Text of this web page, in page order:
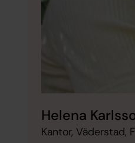
Helena
Kantor, Väderstad,